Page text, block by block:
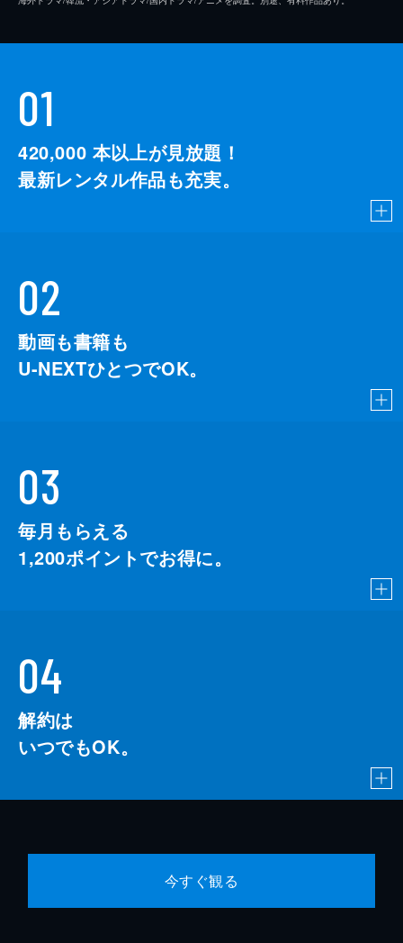
01
420,000 本以上が見放題！
最新レンタル作品も充実。
02
動画も書籍も
U-NEXTひとつでOK。
03
毎月もらえる
1,200ポイントでお得に。
04
解約は
いつでもOK。
今すぐ観る